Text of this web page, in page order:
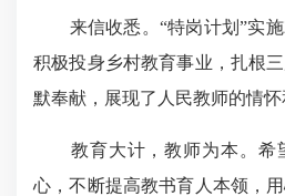
来信收悉。“特岗计划”实施
积极投身乡村教育事业，扎根
默奉献，展现了人民教师的情怀
教育大计，教师为本。希
心，不断提高教书育人本领，